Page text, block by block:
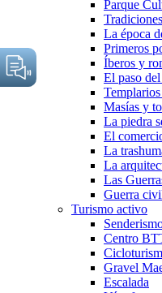
Parque
La época
Primeros
Íberos y
El paso
Masías y
La piedra
El
La
La
Las
Guerra
Turismo activo
Centro
Gravel
Escalada